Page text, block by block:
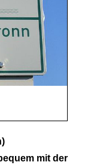
mit der